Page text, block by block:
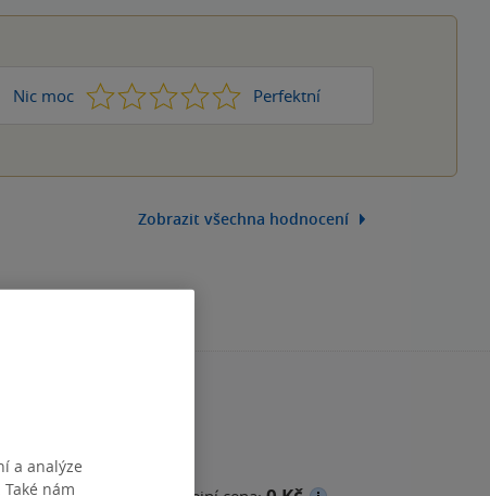
Nic moc 1 2 3 4 Perfektní
5
Zobrazit všechna hodnocení
a analýze
nám